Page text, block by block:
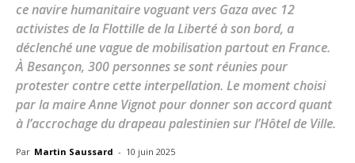
ce navire humanitaire voguant vers Gaza avec 12
activistes de la Flottille de la Liberté à son bord, a
déclenché une vague de mobilisation partout en France.
À Besançon, 300 personnes se sont réunies pour
protester contre cette interpellation. Le moment choisi
par la maire Anne Vignot pour donner son accord quant
à l’accrochage du drapeau palestinien sur l’Hôtel de Ville.
Par Martin Saussard - 10 juin 2025